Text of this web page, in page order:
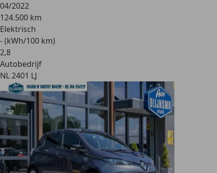
04/2022
124.500 km
Elektrisch
- (kWh/100 km)
2,8
Autobedrijf
NL 2401 LJ